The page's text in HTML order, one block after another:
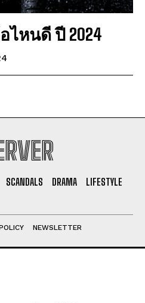
ไหนดี ปี 2024
SCANDALS DRAMA
LIFESTYLE
NEWSLETTER